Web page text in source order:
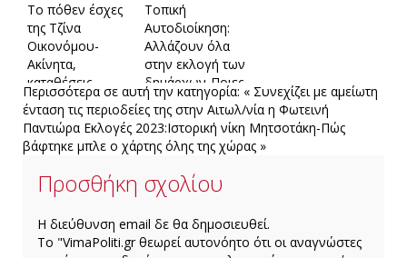
Το πόθεν έσχες
της Τζίνα
Οικονόμου-
Ακίνητα,
καταθέσεις,
εισοδήματα
Τοπική
Αυτοδιοίκηση:
Αλλάζουν όλα
στην εκλογή των
δημάρχων-Ποιες
ανατροπές φέρνει
το νομοσχέδιο
Περισσότερα σε αυτή την κατηγορία: « Συνεχίζει με αμείωτη
ένταση τις περιοδείες της στην Αιτωλ/νία η Φωτεινή
Παντιώρα Εκλογές 2023:Ιστορική νίκη Μητσοτάκη-Πώς
βάφτηκε μπλε ο χάρτης όλης της χώρας »
Προσθήκη σχολίου
H διεύθυνση email δε θα δημοσιευθεί.
Το "VimaPoliti.gr θεωρεί αυτονόητο ότι οι αναγνώστες